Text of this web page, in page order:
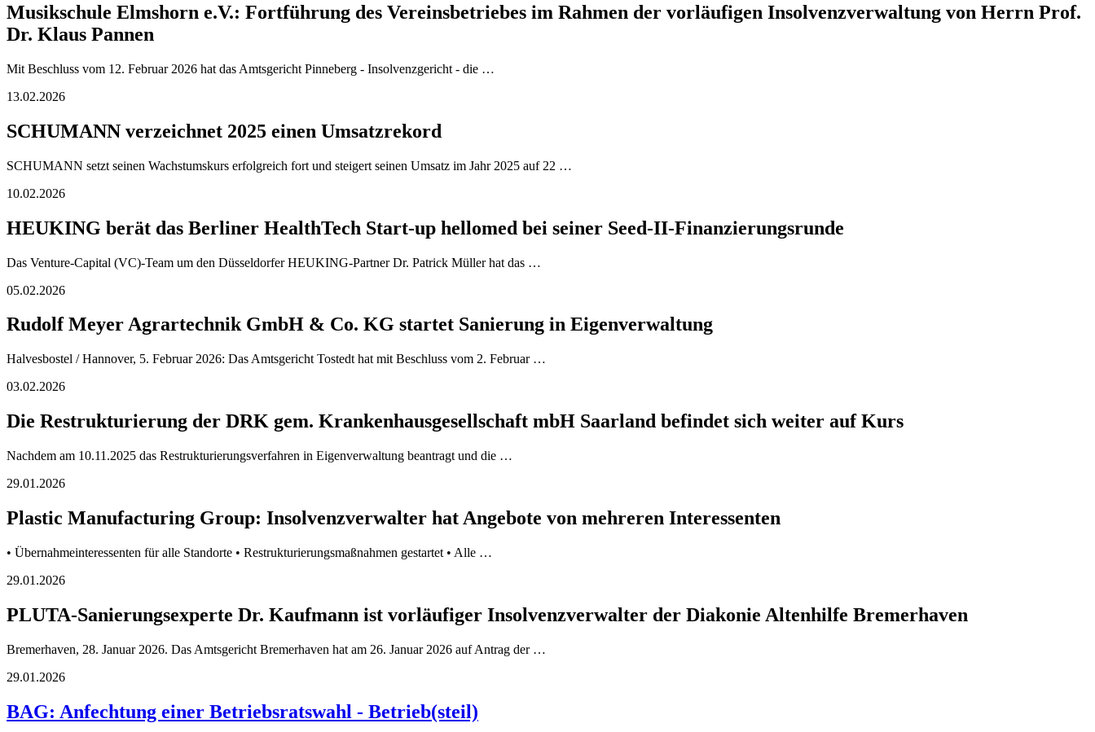
Musikschule Elmshorn e.V.: Fortführung des Vereinsbetriebes im Rahmen der vorläufigen Insolvenzverwaltung von Herrn Prof.
Dr. Klaus Pannen
Mit Beschluss vom 12. Februar 2026 hat das Amtsgericht Pinneberg - Insolvenzgericht - die …
13.02.2026
SCHUMANN verzeichnet 2025 einen Umsatzrekord
SCHUMANN setzt seinen Wachstumskurs erfolgreich fort und steigert seinen Umsatz im Jahr 2025 auf 22 …
10.02.2026
HEUKING berät das Berliner HealthTech Start-up hellomed bei seiner Seed-II-Finanzierungsrunde
Das Venture-Capital (VC)-Team um den Düsseldorfer HEUKING-Partner Dr. Patrick Müller hat das …
05.02.2026
Rudolf Meyer Agrartechnik GmbH & Co. KG startet Sanierung in Eigenverwaltung
Halvesbostel / Hannover, 5. Februar 2026: Das Amtsgericht Tostedt hat mit Beschluss vom 2. Februar …
03.02.2026
Die Restrukturierung der DRK gem. Krankenhausgesellschaft mbH Saarland befindet sich weiter auf Kurs
Nachdem am 10.11.2025 das Restrukturierungsverfahren in Eigenverwaltung beantragt und die …
29.01.2026
Plastic Manufacturing Group: Insolvenzverwalter hat Angebote von mehreren Interessenten
• Übernahmeinteressenten für alle Standorte • Restrukturierungsmaßnahmen gestartet • Alle …
29.01.2026
PLUTA-Sanierungsexperte Dr. Kaufmann ist vorläufiger Insolvenzverwalter der Diakonie Altenhilfe Bremerhaven
Bremerhaven, 28. Januar 2026. Das Amtsgericht Bremerhaven hat am 26. Januar 2026 auf Antrag der …
29.01.2026
BAG: Anfechtung einer Betriebsratswahl - Betrieb(steil)